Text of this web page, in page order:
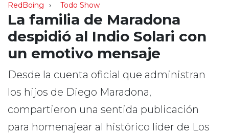
RedBoing Todo Show
La familia de Maradona
despidió al Indio Solari con
un emotivo mensaje
Desde la cuenta oficial que administran
los hijos de Diego Maradona,
compartieron una sentida publicación
para homenajear al histórico líder de Los